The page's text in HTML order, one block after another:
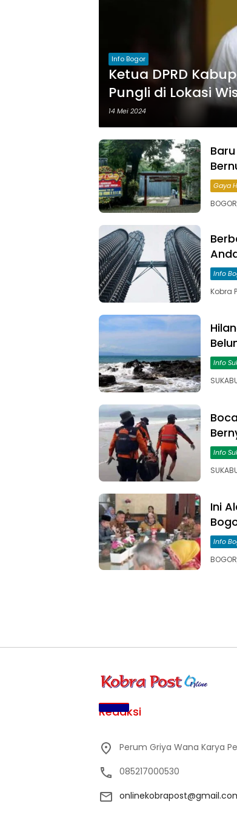
Info Bogor
Ketua DPRD
Pungli di Lokasi
14 Mei 2024
Gaya
Info
Kobra
Info
Info
Ini
Info
Redaksi
Perum Griya Wana Karya
085217000530